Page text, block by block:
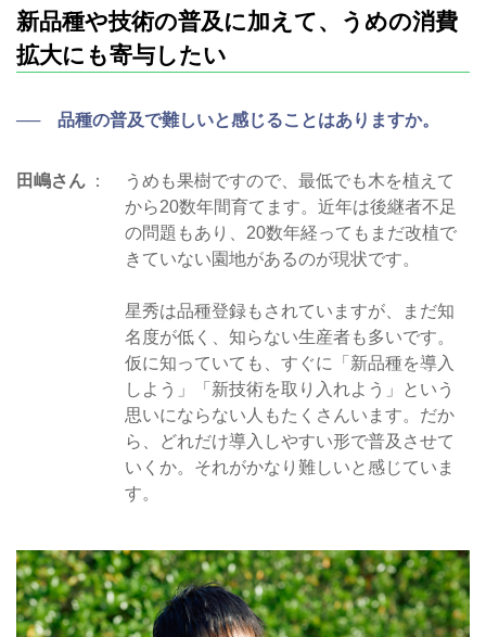
新品種や技術の普及に加えて、うめの消費
拡大にも寄与したい
── 品種の普及で難しいと感じることはありますか。
田嶋さん
うめも果樹ですので、最低でも木を植えて
から20数年間育てます。近年は後継者不足
の問題もあり、20数年経ってもまだ改植で
きていない園地があるのが現状です。
星秀は品種登録もされていますが、まだ知
名度が低く、知らない生産者も多いです。
仮に知っていても、すぐに「新品種を導入
しよう」「新技術を取り入れよう」という
思いにならない人もたくさんいます。だか
ら、どれだけ導入しやすい形で普及させて
いくか。それがかなり難しいと感じていま
す。